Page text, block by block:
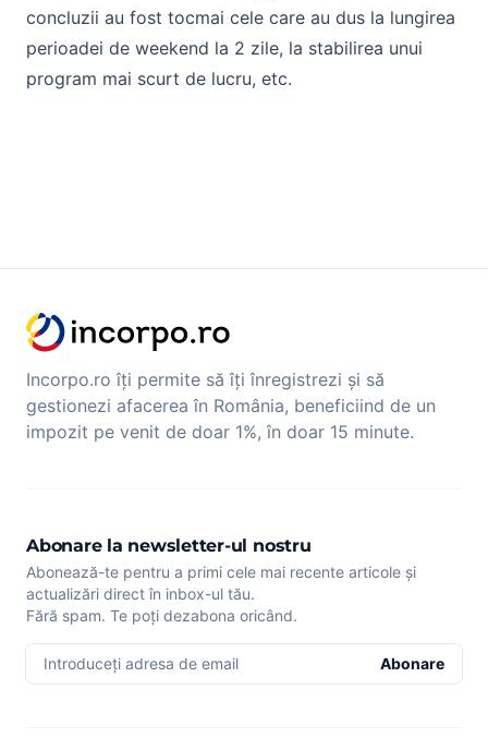
concluzii au fost tocmai cele care au dus la lungirea
perioadei de weekend la 2 zile, la stabilirea unui
program mai scurt de lucru, etc.
Incorpo.ro îți permite să îți înregistrezi și să
gestionezi afacerea în România, beneficiind de un
impozit pe venit de doar 1%, în doar 15 minute.
Abonare la newsletter-ul nostru
Abonează-te pentru a primi cele mai recente articole și
actualizări direct în inbox-ul tău.
Fără spam. Te poți dezabona oricând.
Introduceți adresa de email Abonare